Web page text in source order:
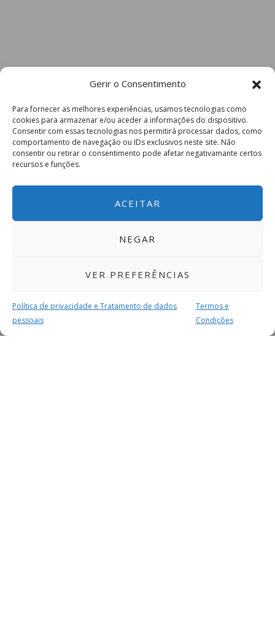
Gerir o Consentimento
Para fornecer as melhores experiências, usamos tecnologias como
cookies para armazenar e/ou aceder a informações do dispositivo.
Consentir com essas tecnologias nos permitirá processar dados, como
comportamento de navegação ou IDs exclusivos neste site. Não
consentir ou retirar o consentimento pode afetar negativamante certos
recursos e funções.
ACEITAR
NEGAR
VER PREFERÊNCIAS
Política de privacidade e Tratamento de dados
pessoais
Termos e
Condições